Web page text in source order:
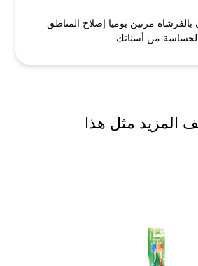
مرتين يوميا إصلاح المناطق
من أسنانك.
المزيد مثل هذا